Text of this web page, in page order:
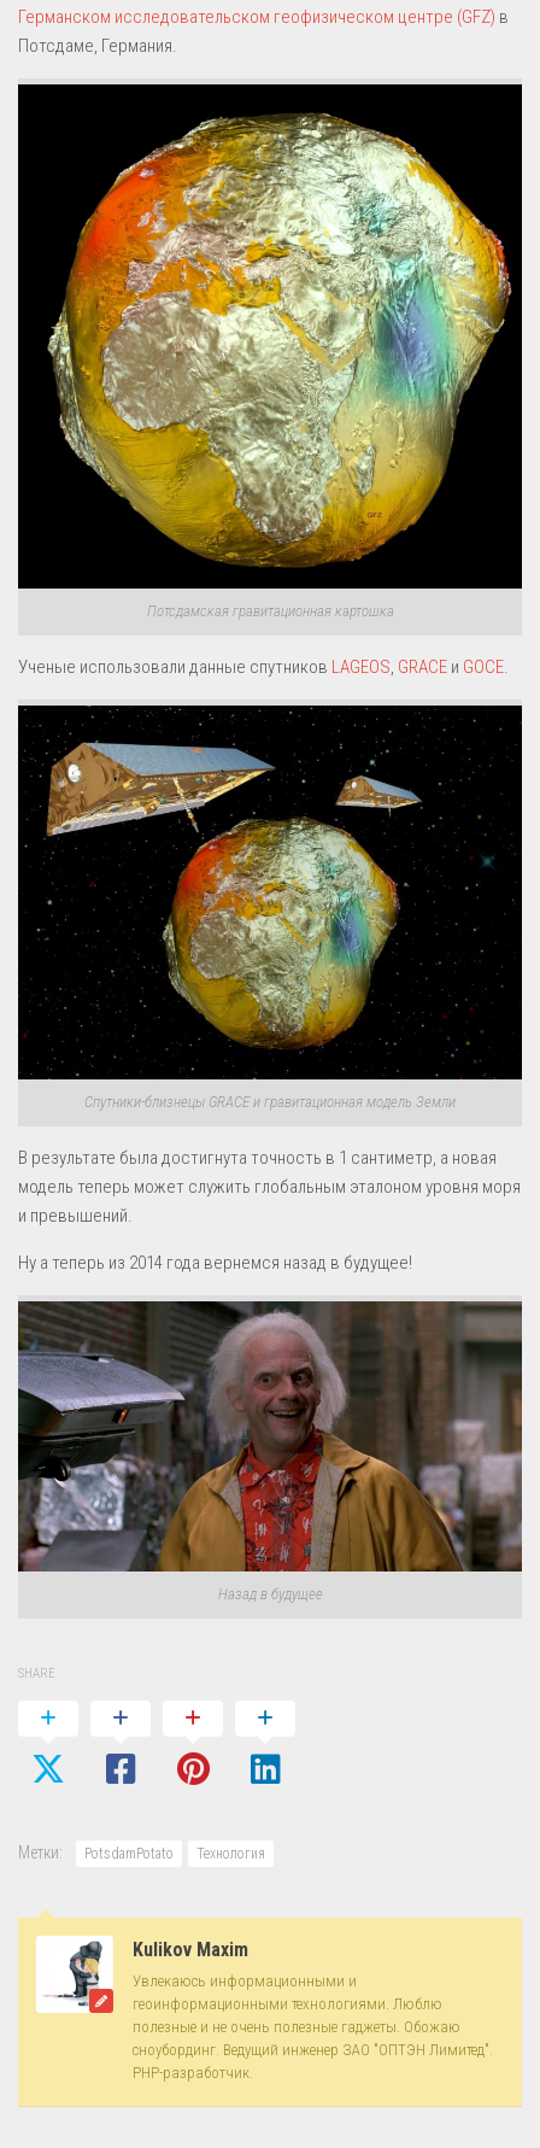
Германском исследовательском геофизическом центре (GFZ) в
Потсдаме, Германия.
Потсдамская гравитационная картошка
Ученые использовали данные спутников LAGEOS, GRACE и GOCE.
Спутники-близнецы GRACE и гравитационная модель Земли
В результате была достигнута точность в 1 сантиметр, а новая
модель теперь может служить глобальным эталоном уровня моря
и превышений.
Ну а теперь из 2014 года вернемся назад в будущее!
Назад в будущее
SHARE
Метки: PotsdamPotato Технология
Kulikov Maxim
Увлекаюсь информационными и
геоинформационными технологиями. Люблю
полезные и не очень полезные гаджеты. Обожаю
сноубординг. Ведущий инженер ЗАО "ОПТЭН Лимитед".
PHP-разработчик.